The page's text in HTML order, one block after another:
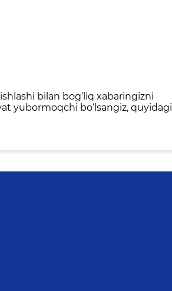
bilan bog‘liq xabaringizni
yubormoqchi bo‘lsangiz, quyidagi